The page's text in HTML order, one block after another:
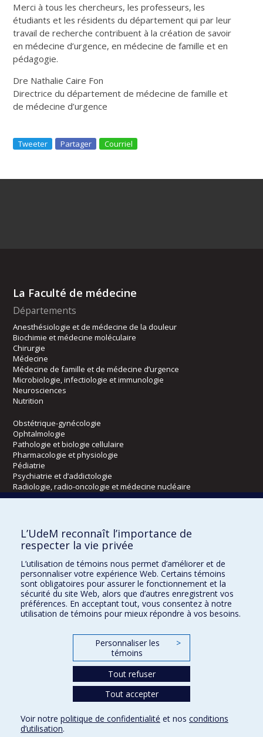
Merci à tous les chercheurs, les professeurs, les
étudiants et les résidents du département qui par leur
travail de recherche contribuent à la création de savoir
en médecine d’urgence, en médecine de famille et en
pédagogie.
Dre Nathalie Caire Fon
Directrice du département de médecine de famille et
de médecine d’urgence
Tweeter Partager Courriel
La Faculté de médecine
Départements
Anesthésiologie et de médecine de la douleur
Biochimie et médecine moléculaire
Chirurgie
Médecine
Médecine de famille et de médecine d’urgence
Microbiologie, infectiologie et immunologie
Neurosciences
Nutrition
Obstétrique-gynécologie
Ophtalmologie
Pathologie et biologie cellulaire
Pharmacologie et physiologie
Pédiatrie
Psychiatrie et d’addictologie
Radiologie, radio-oncologie et médecine nucléaire
Kinésiologie et des sciences de l’activité physique
Orthophonie et audiologie
Réadaptation
Directions
DPC
CPASS
L’UdeM reconnaît l’importance de
respecter la vie privée
L’utilisation de témoins nous permet d’améliorer et de
personnaliser votre expérience Web. Certains témoins
sont obligatoires pour assurer le fonctionnement et la
sécurité du site Web, alors que d’autres enregistrent vos
préférences. En acceptant tout, vous consentez à notre
utilisation de témoins pour mieux répondre à vos besoins.
Personnaliser les
témoins
>
Tout refuser
Tout accepter
Voir notre politique de confidentialité et nos conditions
d’utilisation.